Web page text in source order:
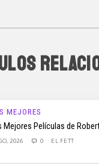
MEJORES
Mejores Películas de
2026 0 EL FETT